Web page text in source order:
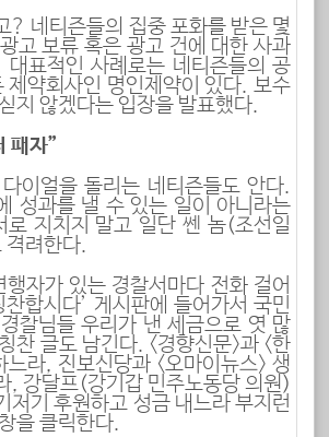
? 네티즌들의 집중 포화를 받은 몇
고 보류 혹은 광고 건에 대한 사과
대표적인 사례로는 네티즌들의 공
제약회사인 명인제약이 있다. 보수
지 않겠다는 입장을 발표했다.
패자”
이얼을 돌리는 네티즌들도 안다.
성과를 낼 수 있는 일이 아니라는
로 지치지 말고 일단 쎈 놈(조선일
려한다.
자가 있는 경찰서마다 전화 걸어
찬합시다’ 게시판에 들어가서 국민
찰님들 우리가 낸 세금으로 엿 많
찬 글도 남긴다. <경향신문>과 <한
느라, 진보신당과 <오마이뉴스> 생
, 강달프(강기갑 민주노동당 의원)
저기 후원하고 성금 내느라 부지런
을 클릭한다.